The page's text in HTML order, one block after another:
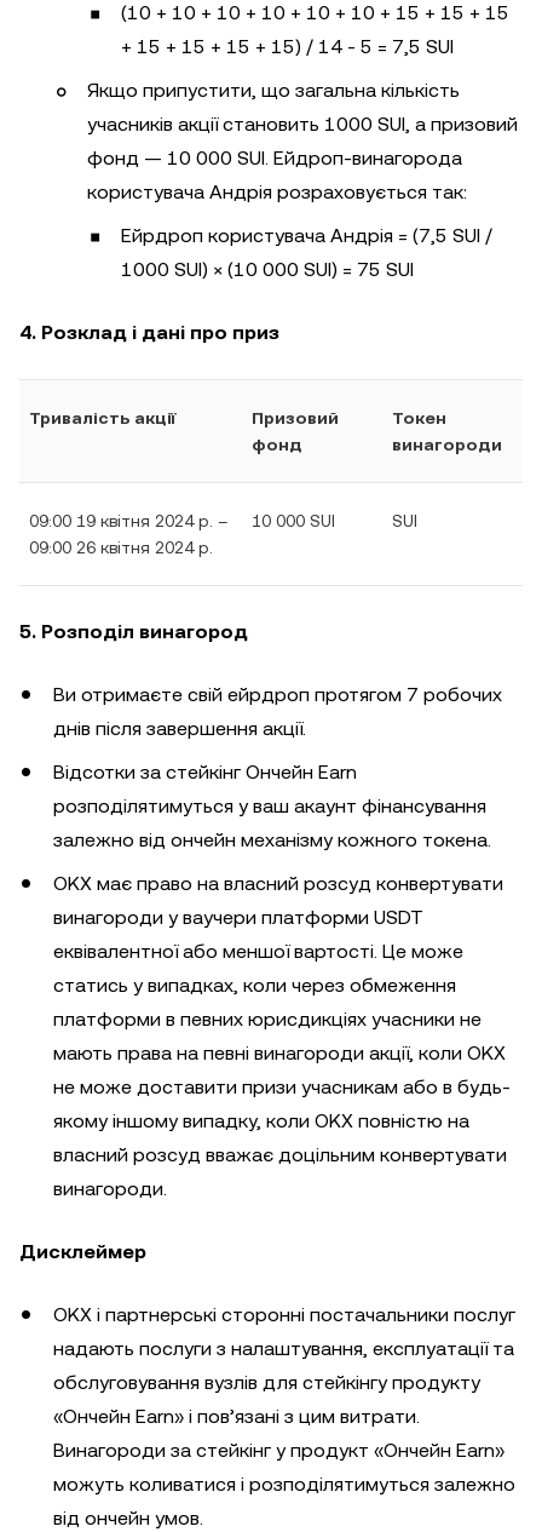
(10 + 10 + 10 + 10 + 10 + 10 + 15 + 15 + 15
+ 15 + 15 + 15 + 15) / 14 - 5 = 7,5 SUI
Якщо припустити, що загальна кількість
учасників акції становить 1000 SUI, а призовий
фонд — 10 000 SUI. Ейдроп-винагорода
користувача Aндрія розраховується так:
Ейрдроп користувача Aндрія = (7,5 SUI /
1000 SUI) × (10 000 SUI) = 75 SUI
4. Розклад і дані про приз
Тривалість акції
Призовий
фонд
Токен
винагороди
09:00 19 квітня 2024 р. –
09:00 26 квітня 2024 р.
10 000 SUI SUI
5. Розподіл винагород
Ви отримаєте свій ейрдроп протягом 7 робочих
днів після завершення акції.
Відсотки за стейкінг Ончейн Earn
розподілятимуться у ваш акаунт фінансування
залежно від ончейн механізму кожного токена.
OKX має право на власний розсуд конвертувати
винагороди у ваучери платформи USDT
еквівалентної або меншої вартості. Це може
статись у випадках, коли через обмеження
платформи в певних юрисдикціях учасники не
мають права на певні винагороди акції, коли OKX
не може доставити призи учасникам або в будь-
якому іншому випадку, коли OKX повністю на
власний розсуд вважає доцільним конвертувати
винагороди.
Дисклеймер
OKX і партнерські сторонні постачальники послуг
надають послуги з налаштування, експлуатації та
обслуговування вузлів для стейкінгу продукту
«Ончейн Earn» і пов’язані з цим витрати.
Винагороди за стейкінг у продукт «Ончейн Earn»
можуть коливатися і розподілятимуться залежно
від ончейн умов.